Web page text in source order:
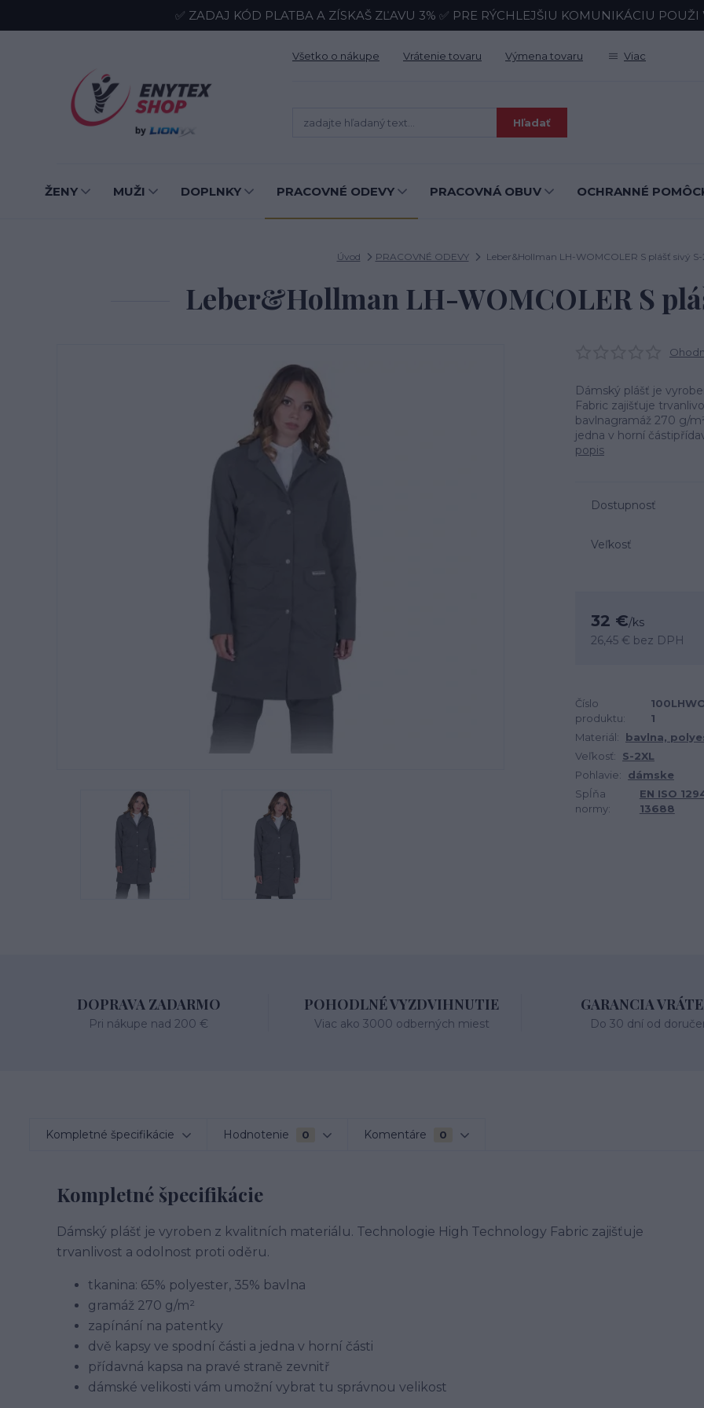
✅ ZADAJ KÓD PLATBA A ZÍSKAŠ ZĽAVU 3% ✅ PRE RÝCHLEJŠIU KOMUNIKÁCIU
Všetko o nákupe Vrátenie tovaru Výmena tovaru Viac
Hľadať
ŽENY MUŽI DOPLNKY PRACOVNÉ ODEVY PRACOVNÁ OBUV OCHRANNÉ
Úvod PRACOVNÉ ODEVY Leber&Hollman LH-WOMCOLER S plášť sivý S-
Leber&Hollman LH-WOMCOLER S
Dámský plášť je
Fabric zajišťuje
bavlnagramáž 270 g/
jedna v horní
popis
Dostupnosť
Veľkosť
32 €/ks
26,45 € bez DPH
Číslo
produktu:
1
Materiál:
bavlna,
Veľkosť:
S-2XL
Pohlavie:
dámske
Spĺňa
normy:
EN ISO
13688
DOPRAVA ZADARMO
Pri nákupe nad 200 €
POHODLNÉ VYZDVIHNUTIE
Viac ako 3000 odberných miest
GARANCIA
Do 30 dní od
Kompletné špecifikácie Hodnotenie 0 Komentáre 0
Kompletné špecifikácie
Dámský plášť je vyroben z kvalitních materiálu. Technologie High Technology Fabric zajišťuje
trvanlivost a odolnost proti oděru.
tkanina: 65% polyester, 35% bavlna
gramáž 270 g/m²
zapínání na patentky
dvě kapsy ve spodní části a jedna v horní části
přídavná kapsa na pravé straně zevnitř
dámské velikosti vám umožní vybrat tu správnou velikost